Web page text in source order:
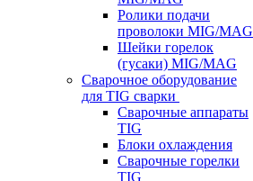
Ролики подачи
проволоки MIG/MAG
Шейки горелок
(гусаки) MIG/MAG
Сварочное оборудование
для TIG сварки
Сварочные аппараты
TIG
Блоки охлаждения
Сварочные горелки
TIG